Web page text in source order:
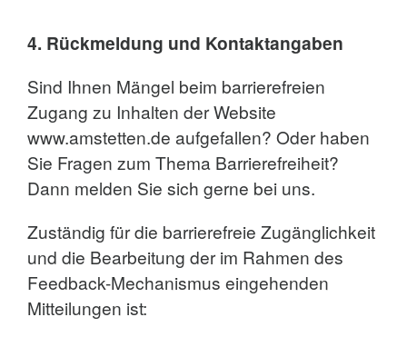
4. Rückmeldung und Kontaktangaben
Sind Ihnen Mängel beim barrierefreien
Zugang zu Inhalten der Website
www.amstetten.de aufgefallen? Oder haben
Sie Fragen zum Thema Barrierefreiheit?
Dann melden Sie sich gerne bei uns.
Zuständig für die barrierefreie Zugänglichkeit
und die Bearbeitung der im Rahmen des
Feedback-Mechanismus eingehenden
Mitteilungen ist: